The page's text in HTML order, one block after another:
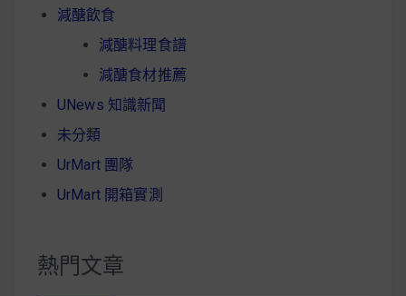
減醣飲食
減醣料理食譜
減醣食材推薦
UNews 知識新聞
未分類
UrMart 團隊
UrMart 開箱實測
熱門文章